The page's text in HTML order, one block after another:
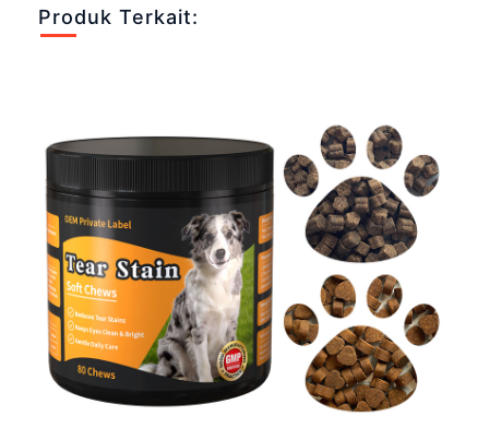
Produk Terkait: